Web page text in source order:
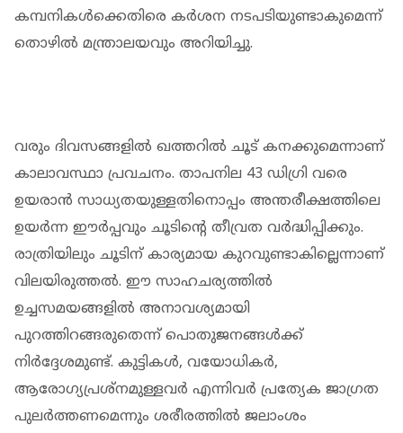
കമ്പനികൾക്കെതിരെ കർശന നടപടിയുണ്ടാകുമെന്ന്
തൊഴിൽ മന്ത്രാലയവും അറിയിച്ചു.
വരും ദിവസങ്ങളിൽ ഖത്തറിൽ ചൂട് കനക്കുമെന്നാണ്
കാലാവസ്ഥാ പ്രവചനം. താപനില 43 ഡിഗ്രി വരെ
ഉയരാൻ സാധ്യതയുള്ളതിനൊപ്പം അന്തരീക്ഷത്തിലെ
ഉയർന്ന ഈർപ്പവും ചൂടിന്റെ തീവ്രത വർദ്ധിപ്പിക്കും.
രാത്രിയിലും ചൂടിന് കാര്യമായ കുറവുണ്ടാകില്ലെന്നാണ്
വിലയിരുത്തൽ. ഈ സാഹചര്യത്തിൽ
ഉച്ചസമയങ്ങളിൽ അനാവശ്യമായി
പുറത്തിറങ്ങരുതെന്ന് പൊതുജനങ്ങൾക്ക്
നിർദ്ദേശമുണ്ട്. കുട്ടികൾ, വയോധികർ,
ആരോഗ്യപ്രശ്നമുള്ളവർ എന്നിവർ പ്രത്യേക ജാഗ്രത
പുലർത്തണമെന്നും ശരീരത്തിൽ ജലാംശം